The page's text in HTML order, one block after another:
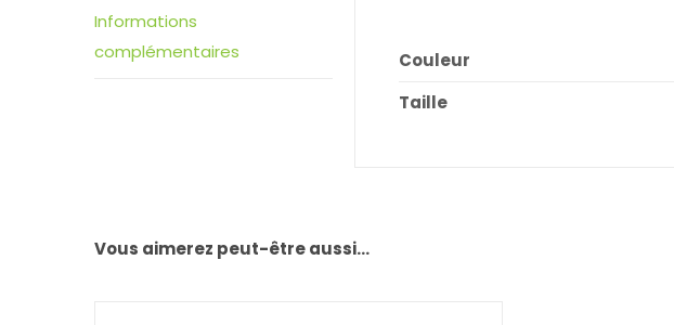
Informations
complémentaires
Couleur
Taille
Vous aimerez peut-être aussi…